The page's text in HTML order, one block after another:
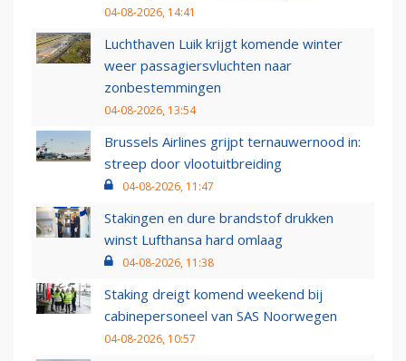
04-08-2026, 14:41
Luchthaven Luik krijgt komende winter
weer passagiersvluchten naar
zonbestemmingen
04-08-2026, 13:54
Brussels Airlines grijpt ternauwernood in:
streep door vlootuitbreiding
04-08-2026, 11:47
Stakingen en dure brandstof drukken
winst Lufthansa hard omlaag
04-08-2026, 11:38
Staking dreigt komend weekend bij
cabinepersoneel van SAS Noorwegen
04-08-2026, 10:57